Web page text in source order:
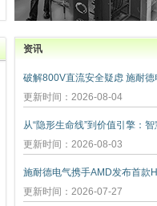
资讯
更新时间：2026-08-04
更新时间：2026-08-03
施耐德电气携手AMD发布首款
更新时间：2026-07-27